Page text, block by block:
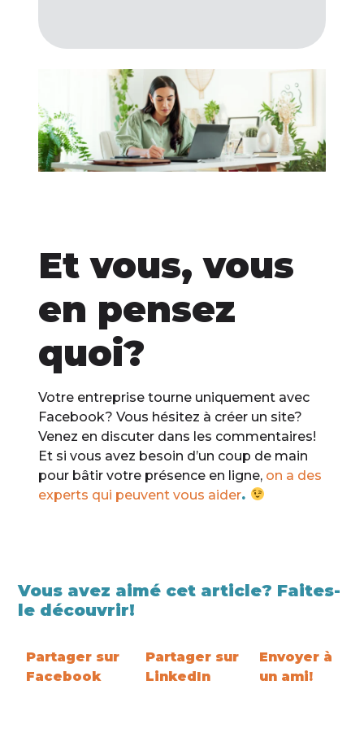
Et vous, vous
en pensez
quoi?
Votre entreprise tourne uniquement avec
Facebook? Vous hésitez à créer un site?
Venez en discuter dans les commentaires!
Et si vous avez besoin d’un coup de main
pour bâtir votre présence en ligne, on a des
experts qui peuvent vous aider.
Vous avez aimé cet article? Faites-
le découvrir!
Partager sur
Facebook
Partager sur
LinkedIn
Envoyer à
un ami!